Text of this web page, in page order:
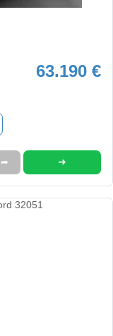
63.190 €
➦ ➜